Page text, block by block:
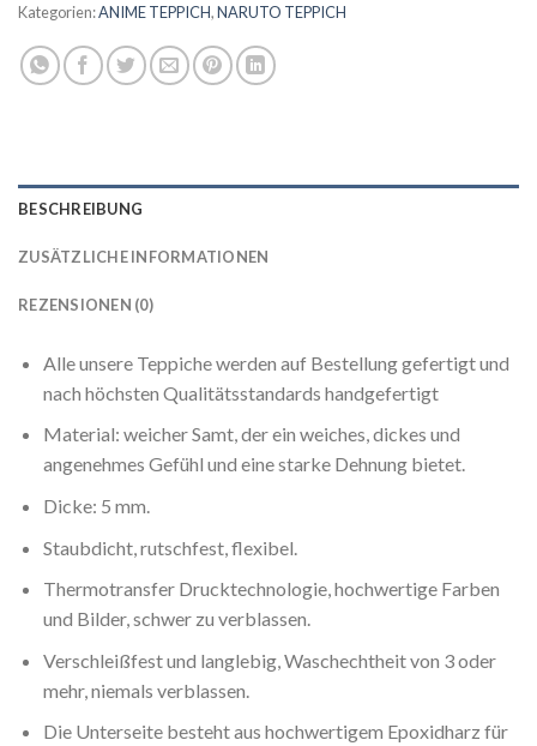
Kategorien:ANIME TEPPICH,NARUTO TEPPICH
BESCHREIBUNG
ZUSÄTZLICHE INFORMATIONEN
REZENSIONEN (0)
Alle unsere Teppiche werden auf Bestellung gefertigt und
nach höchsten Qualitätsstandards handgefertigt
Material: weicher Samt, der ein weiches, dickes und
angenehmes Gefühl und eine starke Dehnung bietet.
Dicke: 5 mm.
Staubdicht, rutschfest, flexibel.
Thermotransfer Drucktechnologie, hochwertige Farben
und Bilder, schwer zu verblassen.
Verschleißfest und langlebig, Waschechtheit von 3 oder
mehr, niemals verblassen.
Die Unterseite besteht aus hochwertigem Epoxidharz für